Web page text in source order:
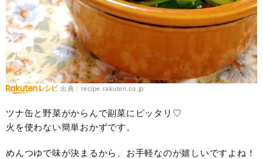
出典：recipe.rakuten.co.jp
ツナ缶と野菜がからんで副菜にピッタリ♡
火を使わない簡単おかずです。
めんつゆで味が決まるから、お手軽なのが嬉しいですよね！